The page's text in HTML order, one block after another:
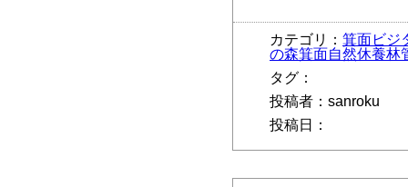
カテゴリ： 箕面ビジ
の森箕面自然休養林
タグ：
投稿者：sanroku
投稿日：